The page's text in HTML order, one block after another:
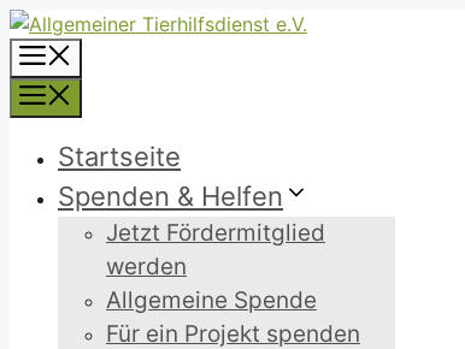
Zum
Inhalt
springen
Startseite
Spenden & Helfen
Jetzt Fördermitglied
werden
Allgemeine Spende
Für ein Projekt spenden